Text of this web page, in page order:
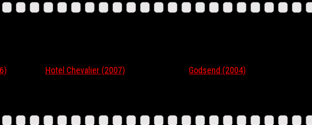
Hotel Chevalier (2007) Godsend (2004)